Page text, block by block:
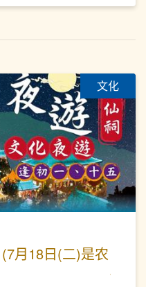
文化
月18日(二)是农